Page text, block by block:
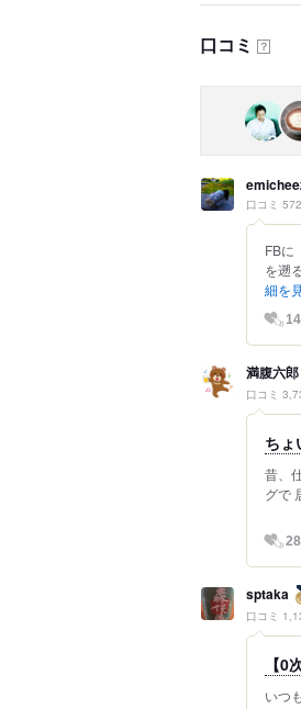
口コミ ？
口コミ
FBに
を遡
細を
14
満腹六郎
口コミ
ちょ
昔、
グで
sptaka
口コミ
【0
いつ